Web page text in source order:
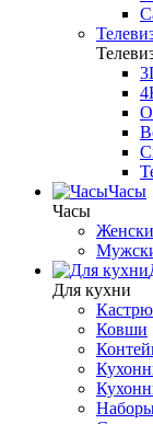
Часы
Часы
Для кухни
Ковши